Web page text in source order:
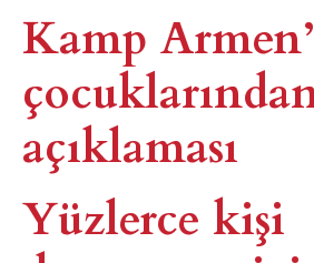
Kamp
açıklaması
Yüzlerce kişi